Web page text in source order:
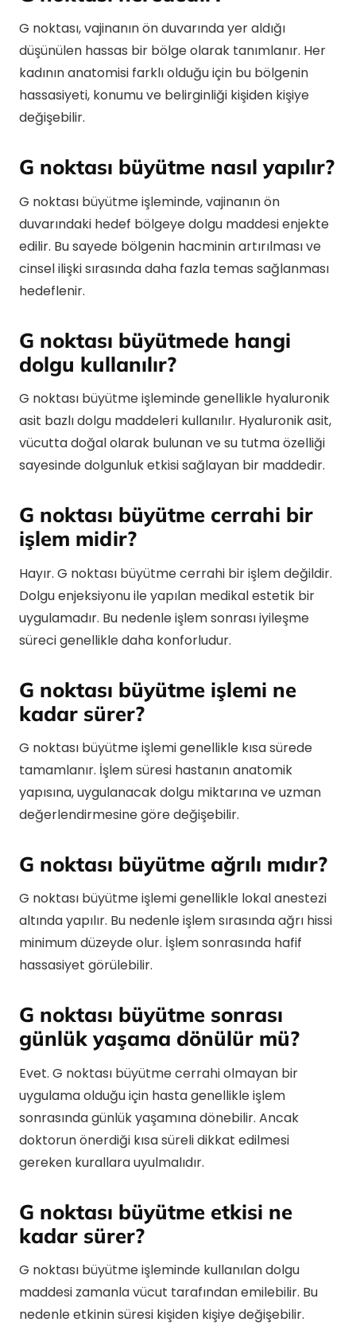
G noktası, vajinanın ön duvarında yer aldığı
düşünülen hassas bir bölge olarak tanımlanır. Her
kadının anatomisi farklı olduğu için bu bölgenin
hassasiyeti, konumu ve belirginliği kişiden kişiye
değişebilir.
G noktası büyütme nasıl yapılır?
G noktası büyütme işleminde, vajinanın ön
duvarındaki hedef bölgeye dolgu maddesi enjekte
edilir. Bu sayede bölgenin hacminin artırılması ve
cinsel ilişki sırasında daha fazla temas sağlanması
hedeflenir.
G noktası büyütmede hangi
dolgu kullanılır?
G noktası büyütme işleminde genellikle hyaluronik
asit bazlı dolgu maddeleri kullanılır. Hyaluronik asit,
vücutta doğal olarak bulunan ve su tutma özelliği
sayesinde dolgunluk etkisi sağlayan bir maddedir.
G noktası büyütme cerrahi bir
işlem midir?
Hayır. G noktası büyütme cerrahi bir işlem değildir.
Dolgu enjeksiyonu ile yapılan medikal estetik bir
uygulamadır. Bu nedenle işlem sonrası iyileşme
süreci genellikle daha konforludur.
G noktası büyütme işlemi ne
kadar sürer?
G noktası büyütme işlemi genellikle kısa sürede
tamamlanır. İşlem süresi hastanın anatomik
yapısına, uygulanacak dolgu miktarına ve uzman
değerlendirmesine göre değişebilir.
G noktası büyütme ağrılı mıdır?
G noktası büyütme işlemi genellikle lokal anestezi
altında yapılır. Bu nedenle işlem sırasında ağrı hissi
minimum düzeyde olur. İşlem sonrasında hafif
hassasiyet görülebilir.
G noktası büyütme sonrası
günlük yaşama dönülür mü?
Evet. G noktası büyütme cerrahi olmayan bir
uygulama olduğu için hasta genellikle işlem
sonrasında günlük yaşamına dönebilir. Ancak
doktorun önerdiği kısa süreli dikkat edilmesi
gereken kurallara uyulmalıdır.
G noktası büyütme etkisi ne
kadar sürer?
G noktası büyütme işleminde kullanılan dolgu
maddesi zamanla vücut tarafından emilebilir. Bu
nedenle etkinin süresi kişiden kişiye değişebilir.